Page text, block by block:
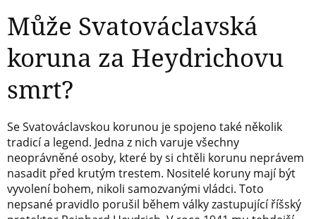
Může Svatováclavská
koruna za Heydrichovu
smrt?
Se Svatováclavskou korunou je spojeno také několik
tradicí a legend. Jedna z nich varuje všechny
neoprávněné osoby, které by si chtěli korunu neprávem
nasadit před krutým trestem. Nositelé koruny mají být
vyvolení bohem, nikoli samozvanými vládci. Toto
nepsané pravidlo porušil během války zastupující říšský